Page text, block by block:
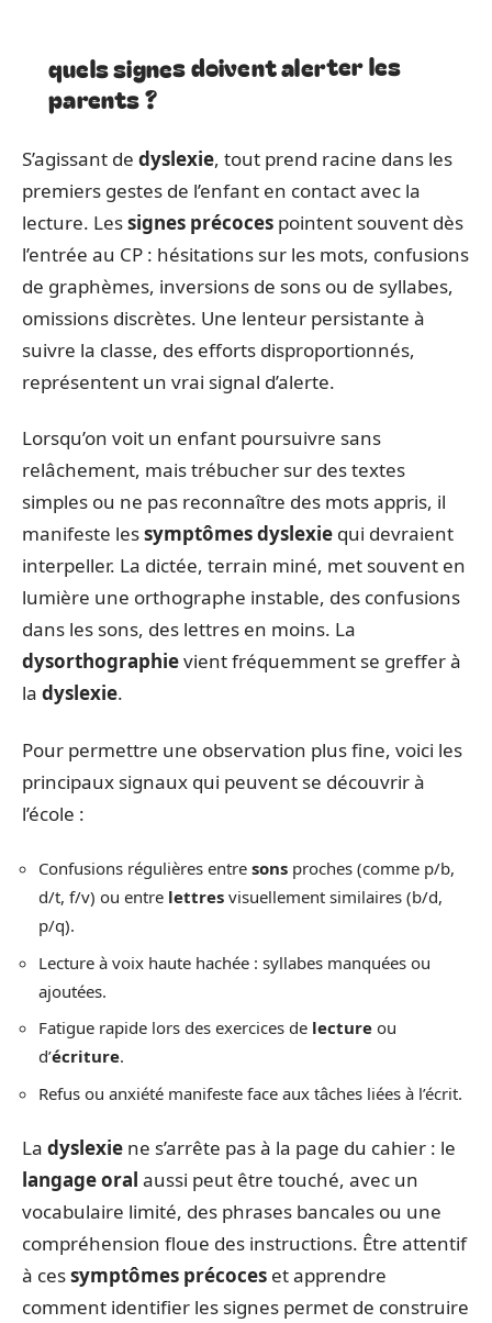
quels signes doivent alerter les
parents ?
S’agissant de dyslexie, tout prend racine dans les
premiers gestes de l’enfant en contact avec la
lecture. Lessignes précoces pointent souvent dès
l’entrée au CP : hésitations sur les mots, confusions
de graphèmes, inversions de sons ou de syllabes,
omissions discrètes. Une lenteur persistante à
suivre la classe, des efforts disproportionnés,
représentent un vrai signal d’alerte.
Lorsqu’on voit un enfant poursuivre sans
relâchement, mais trébucher sur des textes
simples ou ne pas reconnaître des mots appris, il
manifeste lessymptômes dyslexie qui devraient
interpeller. La dictée, terrain miné, met souvent en
lumière une orthographe instable, des confusions
dans les sons, des lettres en moins. La
dysorthographievient fréquemment se greffer à
la dyslexie.
Pour permettre une observation plus fine, voici les
principaux signaux qui peuvent se découvrir à
l’école :
Confusions régulières entre sons proches (comme p/b,
d/t, f/v) ou entre lettres visuellement similaires (b/d,
p/q).
Lecture à voix haute hachée : syllabes manquées ou
ajoutées.
Fatigue rapide lors des exercices de lecture ou
d’écriture.
Refus ou anxiété manifeste face aux tâches liées à l’écrit.
La dyslexie ne s’arrête pas à la page du cahier : le
langage oral aussi peut être touché, avec un
vocabulaire limité, des phrases bancales ou une
compréhension floue des instructions. Être attentif
à cessymptômes précoces et apprendre
comment identifier les signes permet de construire